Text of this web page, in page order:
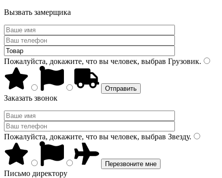
Вызвать замерщика
Пожалуйста, докажите, что вы человек, выбрав Грузовик.
Заказать звонок
Пожалуйста, докажите, что вы человек, выбрав Звезду.
Письмо директору